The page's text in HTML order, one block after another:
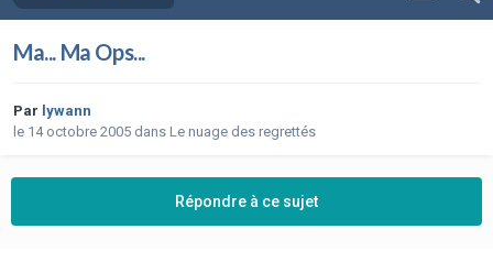
Ma... Ma Ops...
Par lywann
le 14 octobre 2005 dans Le nuage des regrettés
Répondre à ce sujet